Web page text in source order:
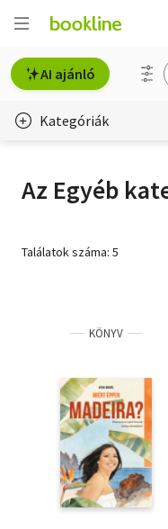
AI ajánló
Kategóriák
Erotika
Szakkönyv
Szótár, nyelvkönyv
Tankönyv, segédkönyv
Társadalomtudomány
Az Egyéb
Találatok száma: 5
KÖNYV